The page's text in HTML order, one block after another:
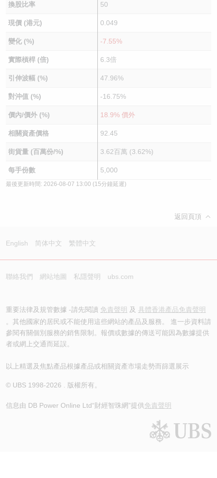
換股比率 50
現價 (港元) 0.049
變化 (%) -7.55%
實際槓桿 (倍) 6.3倍
引伸波幅 (%) 47.96%
對沖值 (%) -16.75%
價內/價外 (%) 18.9% 價外
相關資產價格 92.45
街貨量 (百萬份/%) 3.62百萬 (3.62%)
每手份數 5,000
最後更新時間: 2026-08-07 13:00 (15分鐘延遲)
返回頁頂
English 简体中文 繁體中文
聯絡我們 網站地圖 私隱聲明 ubs.com
重要法律及規管數據 -請先閱讀 免責聲明 及 具體香港產品免責聲明
。其他國家的居民或不能使用這些網站的產品及服務。 進一步資料請
參閱有關個別服務的銷售限制。報價或數據的傳送可能因為數據提供
者或網上交通而延誤。
以上精選及焦點產品根據產品或相關資產市場走勢而篩選展示
© UBS 1998-2026 . 版權所有。
信息由 DB Power Online Ltd“財經智珠網”提供免責聲明